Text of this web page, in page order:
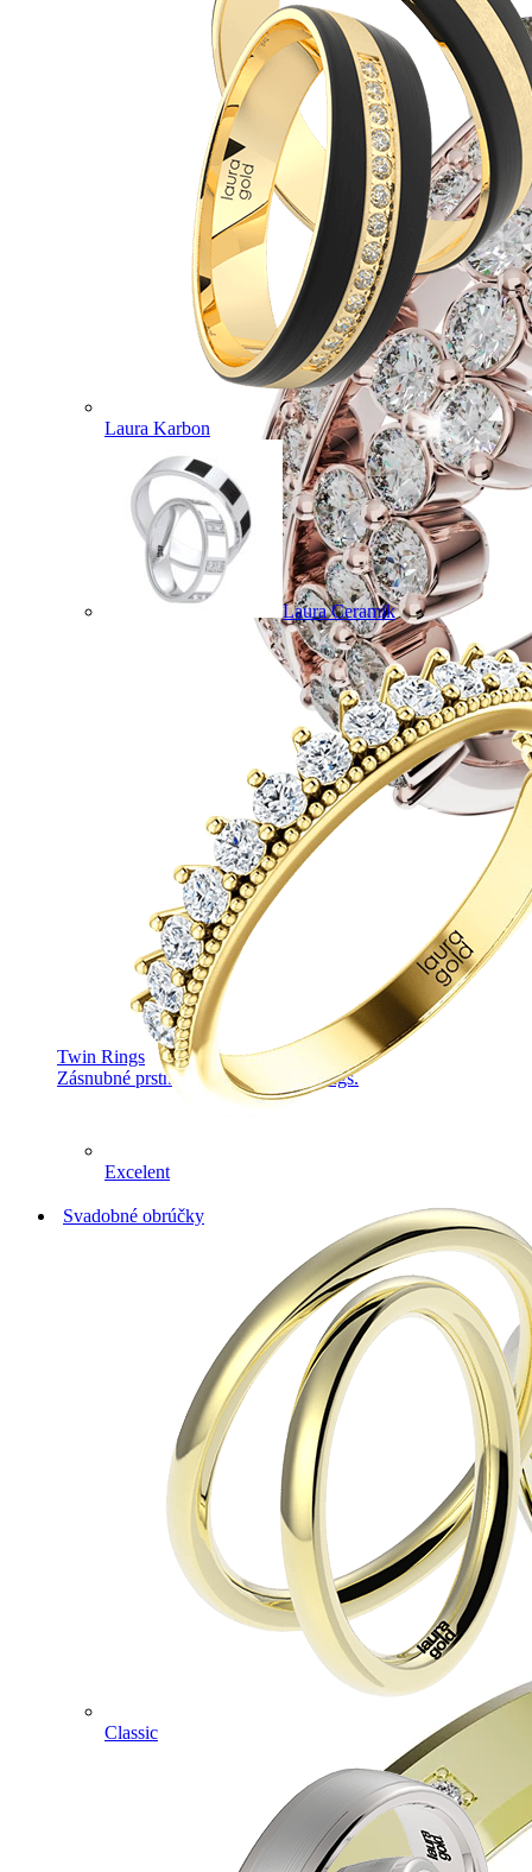
Twin Rings
Zásnubné prstne z kolekcie Twin Rings.
Svadobné obrúčky
Laura Karbon
Laura Ceramik
Excelent
Classic